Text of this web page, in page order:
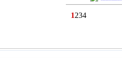
1234